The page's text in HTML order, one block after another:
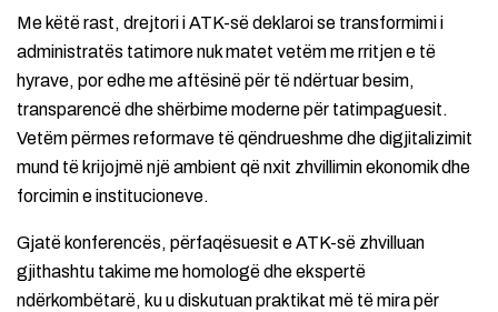
Me këtë rast, drejtori i ATK-së deklaroi se transformimi i
administratës tatimore nuk matet vetëm me rritjen e të
hyrave, por edhe me aftësinë për të ndërtuar besim,
transparencë dhe shërbime moderne për tatimpaguesit.
Vetëm përmes reformave të qëndrueshme dhe digjitalizimit
mund të krijojmë një ambient që nxit zhvillimin ekonomik dhe
forcimin e institucioneve.
Gjatë konferencës, përfaqësuesit e ATK-së zhvilluan
gjithashtu takime me homologë dhe ekspertë
ndërkombëtarë, ku u diskutuan praktikat më të mira për